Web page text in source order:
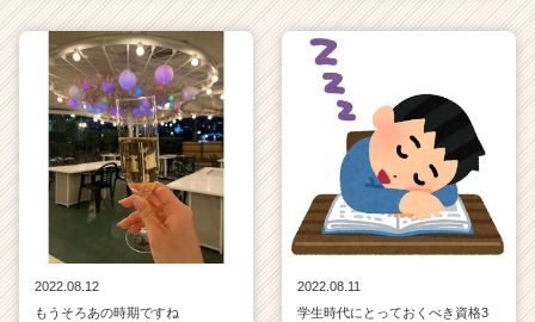
2022.08.12
もうそろあの時期ですね
2022.08.11
学生時代にとっておくべき資格3